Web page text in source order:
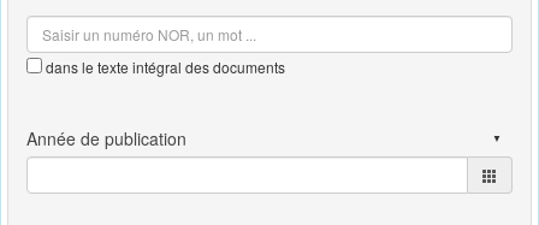
dans le texte intégral des documents